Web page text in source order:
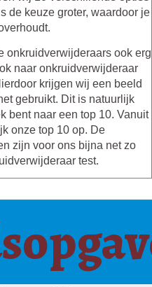
de keuze groter, waardoor je
onkruidverwijderaars ook erg
naar onkruidverwijderaar
krijgen wij een beeld
gebruikt. Dit is natuurlijk
bent naar een top 10. Vanuit
onze top 10 op. De
zijn voor ons bijna net zo
test.